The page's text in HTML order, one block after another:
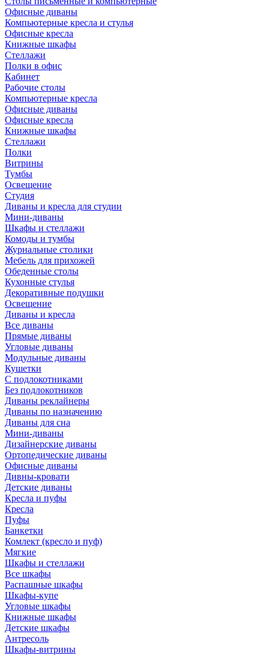
Офисные диваны
Компьютерные кресла и стулья
Офисные кресла
Книжные шкафы
Стеллажи
Полки в офис
Кабинет
Рабочие столы
Компьютерные кресла
Офисные диваны
Офисные кресла
Книжные шкафы
Стеллажи
Полки
Витрины
Тумбы
Освещение
Студия
Диваны и кресла для студии
Мини-диваны
Шкафы и стеллажи
Комоды и тумбы
Журнальные столики
Мебель для прихожей
Обеденные столы
Кухонные стулья
Декоративные подушки
Освещение
Диваны и кресла
Все диваны
Прямые диваны
Угловые диваны
Модульные диваны
Кушетки
С подлокотниками
Без подлокотников
Диваны реклайнеры
Диваны по назначению
Диваны для сна
Мини-диваны
Дизайнерские диваны
Ортопедические диваны
Офисные диваны
Дивны-кровати
Детские диваны
Кресла и пуфы
Кресла
Пуфы
Банкетки
Комлект (кресло и пуф)
Мягкие
Шкафы и стеллажи
Все шкафы
Распашные шкафы
Шкафы-купе
Угловые шкафы
Книжные шкафы
Детские шкафы
Антресоль
Шкафы-витрины